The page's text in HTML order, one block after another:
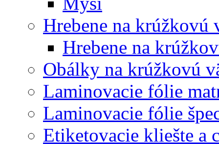
Hrebene na krúžkovú
Hrebene na
Obálky na krúžkovú
Laminovacie fólie
Laminovacie fólie
Etiketovacie kliešte a